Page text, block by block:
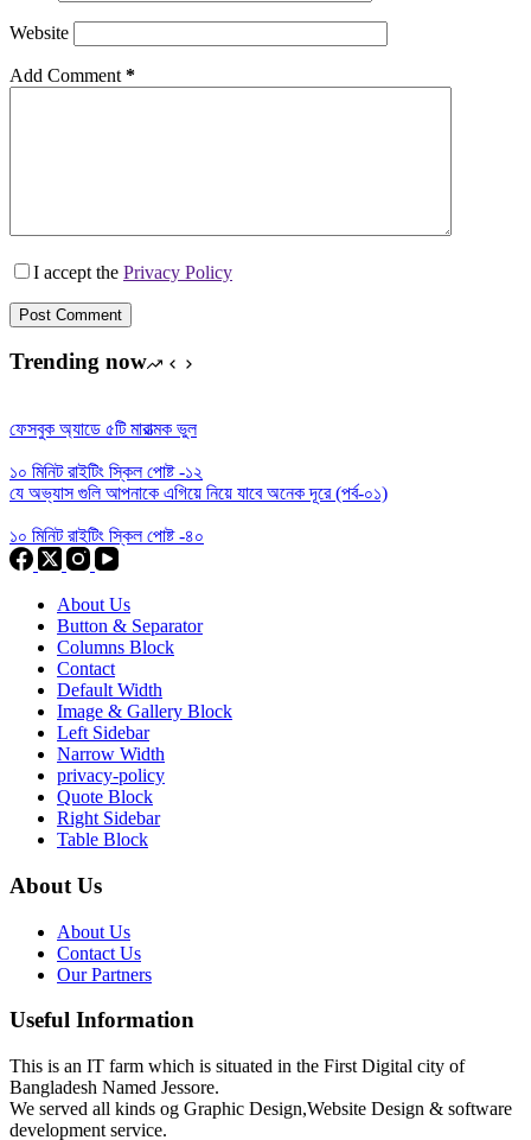
Website
Add Comment *
I accept the Privacy Policy
Post Comment
Trending now
ফেসবুক অ্যাডে ৫টি মারাত্মক ভুল
১০ মিনিট রাইটিং স্কিল পোষ্ট -১২
যে অভ্যাস গুলি আপনাকে এগিয়ে নিয়ে যাবে অনেক দূরে (পর্ব-০১)
১০ মিনিট রাইটিং স্কিল পোষ্ট -৪০
About Us
Button & Separator
Columns Block
Contact
Default Width
Image & Gallery Block
Left Sidebar
Narrow Width
privacy-policy
Quote Block
Right Sidebar
Table Block
About Us
About Us
Contact Us
Our Partners
Useful Information
This is an IT farm which is situated in the First Digital city of
Bangladesh Named Jessore.
We served all kinds og Graphic Design,Website Design & software
development service.